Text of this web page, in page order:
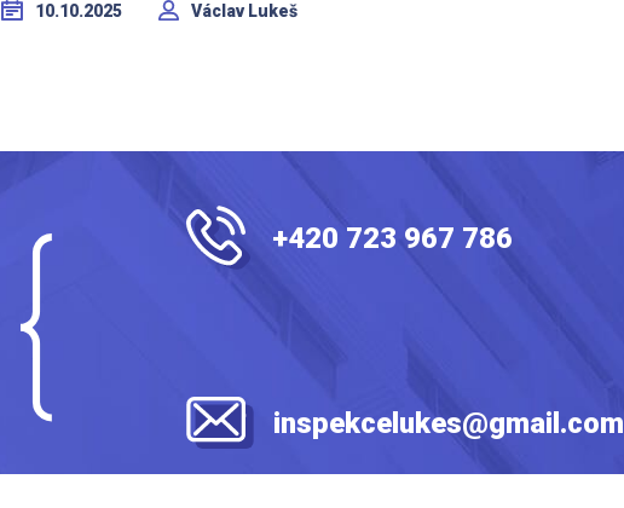
10.10.2025 Václav Lukeš
+420 723 967 786
inspekcelukes@gmail.com